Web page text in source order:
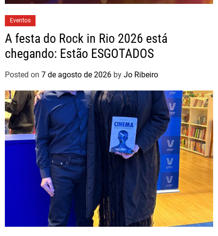
Eventos
A festa do Rock in Rio 2026 está
chegando: Estão ESGOTADOS
Posted on 7 de agosto de 2026 by Jo Ribeiro